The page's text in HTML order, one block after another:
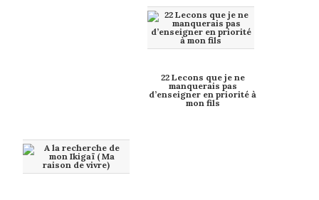
22 Lecons que je ne
manquerais pas
d’enseigner en priorité à
mon fils